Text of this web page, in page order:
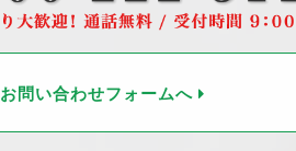
お問い合わせフォームへ